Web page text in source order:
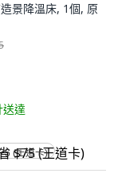
景降溫床, 1個, 原
送達
(王道卡)